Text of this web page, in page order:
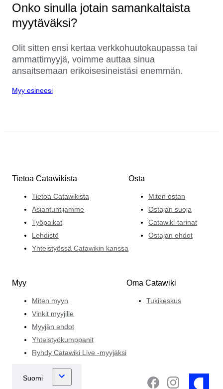
Onko sinulla jotain samankaltaista
myytäväksi?
Olit sitten ensi kertaa verkkohuutokaupassa tai
ammattimyyjä, voimme auttaa sinua
ansaitsemaan erikoisesineistäsi enemmän.
Myy esineesi
Tietoa Catawikista
Tietoa Catawikista
Asiantuntijamme
Työpaikat
Lehdistö
Yhteistyössä Catawikin kanssa
Osta
Miten ostan
Ostajan suoja
Catawiki-tarinat
Ostajan ehdot
Myy
Miten myyn
Vinkit myyjille
Myyjän ehdot
Yhteistyökumppanit
Ryhdy Catawiki Live -myyjäksi
Oma Catawiki
Tukikeskus